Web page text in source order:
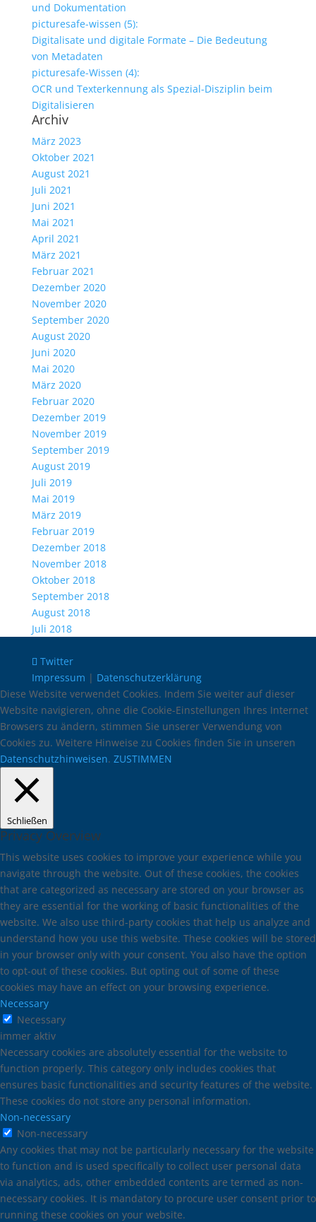
und Dokumentation
picturesafe-wissen (5):
Digitalisate und digitale Formate – Die Bedeutung
von Metadaten
picturesafe-Wissen (4):
OCR und Texterkennung als Spezial-Disziplin beim
Digitalisieren
Archiv
März 2023
Oktober 2021
August 2021
Juli 2021
Juni 2021
Mai 2021
April 2021
März 2021
Februar 2021
Dezember 2020
November 2020
September 2020
August 2020
Juni 2020
Mai 2020
März 2020
Februar 2020
Dezember 2019
November 2019
September 2019
August 2019
Juli 2019
Mai 2019
März 2019
Februar 2019
Dezember 2018
November 2018
Oktober 2018
September 2018
August 2018
Juli 2018
Twitter
Impressum | Datenschutzerklärung
Diese Website verwendet Cookies. Indem Sie weiter auf dieser
Website navigieren, ohne die Cookie-Einstellungen Ihres Internet
Browsers zu ändern, stimmen Sie unserer Verwendung von
Cookies zu. Weitere Hinweise zu Cookies finden Sie in unseren
Datenschutzhinweisen. ZUSTIMMEN
Schließen
Privacy Overview
This website uses cookies to improve your experience while you
navigate through the website. Out of these cookies, the cookies
that are categorized as necessary are stored on your browser as
they are essential for the working of basic functionalities of the
website. We also use third-party cookies that help us analyze and
understand how you use this website. These cookies will be stored
in your browser only with your consent. You also have the option
to opt-out of these cookies. But opting out of some of these
cookies may have an effect on your browsing experience.
Necessary
Necessary
immer aktiv
Necessary cookies are absolutely essential for the website to
function properly. This category only includes cookies that
ensures basic functionalities and security features of the website.
These cookies do not store any personal information.
Non-necessary
Non-necessary
Any cookies that may not be particularly necessary for the website
to function and is used specifically to collect user personal data
via analytics, ads, other embedded contents are termed as non-
necessary cookies. It is mandatory to procure user consent prior to
running these cookies on your website.